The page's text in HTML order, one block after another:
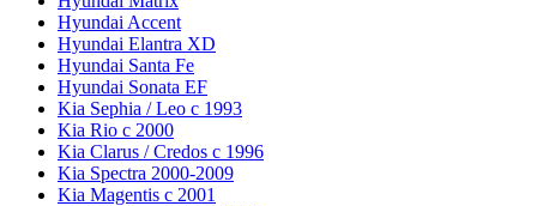
Hyundai Accent
Hyundai Elantra XD
Hyundai Santa Fe
Hyundai Sonata EF
Kia Sephia / Leo с 1993
Kia Rio с 2000
Kia Clarus / Credos с 1996
Kia Spectra 2000-2009
Kia Magentis с 2001